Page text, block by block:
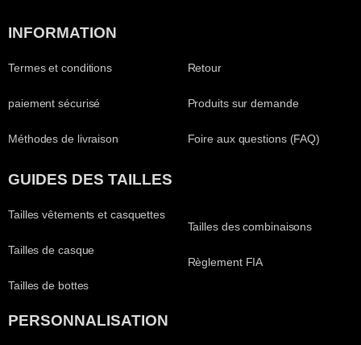
INFORMATION
Termes et conditions
paiement sécurisé
Méthodes de livraison
Retour
Produits sur demande
Foire aux questions (FAQ)
GUIDES DES TAILLES
Tailles vêtements et casquettes
Tailles de casque
Tailles de bottes
Tailles des combinaisons
Règlement FIA
PERSONNALISATION